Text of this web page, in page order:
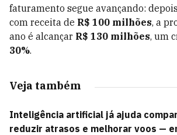
faturamento segue avançando:
com receita de R$ 100 milhões, a
ano é alcançar R$ 130 milhões, um
30%.
Veja também
Inteligência artificial já ajuda
reduzir atrasos e melhorar voos —